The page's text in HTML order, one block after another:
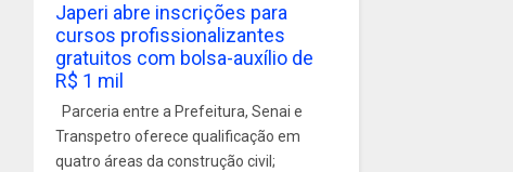
Japeri abre inscrições para
cursos profissionalizantes
gratuitos com bolsa-auxílio de
R$ 1 mil
Parceria entre a Prefeitura, Senai e
Transpetro oferece qualificação em
quatro áreas da construção civil;